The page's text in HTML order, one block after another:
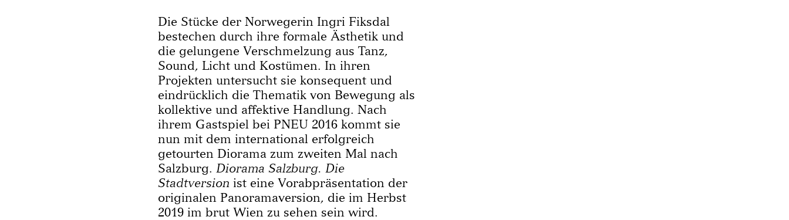
Die Stücke der Norwegerin Ingri Fiksdal
bestechen durch ihre formale Ästhetik und
die gelungene Verschmelzung aus Tanz,
Sound, Licht und Kostümen. In ihren
Projekten untersucht sie konsequent und
eindrücklich die Thematik von Bewegung als
kollektive und affektive Handlung. Nach
ihrem Gastspiel bei PNEU 2016 kommt sie
nun mit dem international erfolgreich
getourten Diorama zum zweiten Mal nach
Salzburg. Diorama Salzburg. Die
Stadtversion ist eine Vorabpräsentation der
originalen Panoramaversion, die im Herbst
2019 im brut Wien zu sehen sein wird.